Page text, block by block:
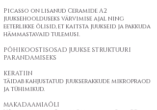
Picasso on lisanud Ceramide A2
juuksehoolduseks värvimise ajal ning
eeterlikke õlisid, et kaitsta juukseid ja pakkuda
hämmastavaid tulemusi.
PÕHIKOOSTISOSAD JUUKSE STRUKTUURI
PARANDAMISEKS
KERATIIN
täidab kahjustatud juukserakkude mikropraod
ja tühimikud.
MAKADAAMIAÕLI